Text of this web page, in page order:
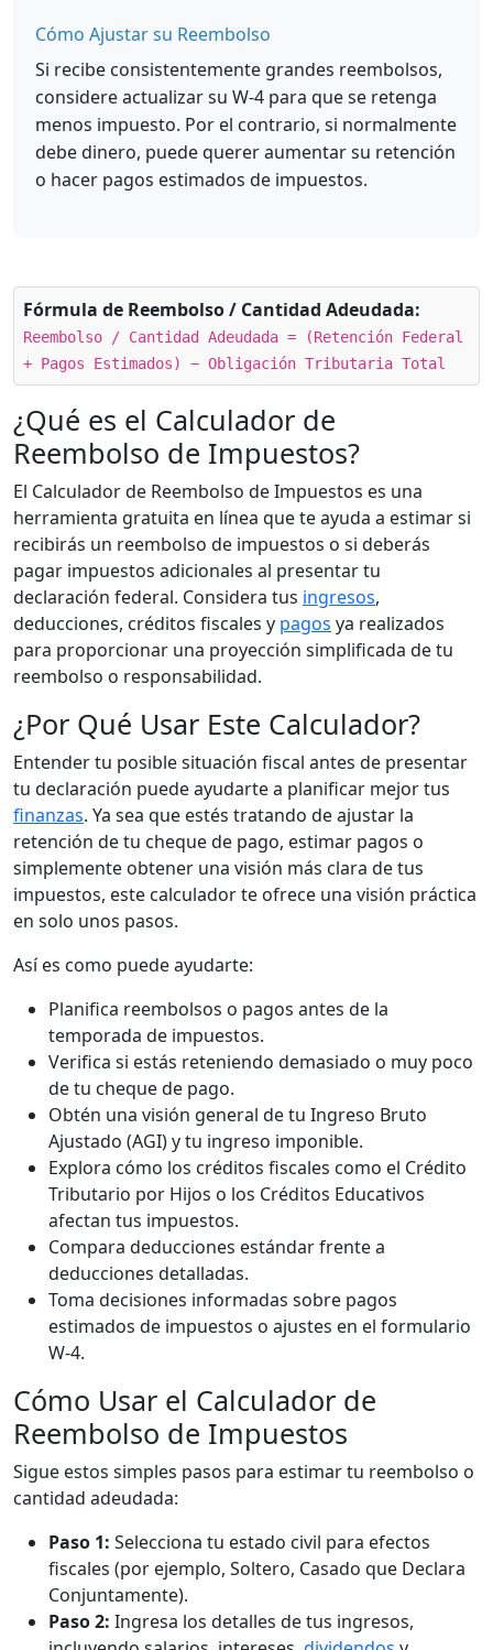
Cómo Ajustar su Reembolso
Si recibe consistentemente grandes reembolsos,
considere actualizar su W-4 para que se retenga
menos impuesto. Por el contrario, si normalmente
debe dinero, puede querer aumentar su retención
o hacer pagos estimados de impuestos.
Fórmula de Reembolso / Cantidad Adeudada:
Reembolso / Cantidad Adeudada = (Retención Federal
+ Pagos Estimados) − Obligación Tributaria Total
¿Qué es el Calculador de
Reembolso de Impuestos?
El Calculador de Reembolso de Impuestos es una
herramienta gratuita en línea que te ayuda a estimar si
recibirás un reembolso de impuestos o si deberás
pagar impuestos adicionales al presentar tu
declaración federal. Considera tus ingresos,
deducciones, créditos fiscales y pagos ya realizados
para proporcionar una proyección simplificada de tu
reembolso o responsabilidad.
¿Por Qué Usar Este Calculador?
Entender tu posible situación fiscal antes de presentar
tu declaración puede ayudarte a planificar mejor tus
finanzas. Ya sea que estés tratando de ajustar la
retención de tu cheque de pago, estimar pagos o
simplemente obtener una visión más clara de tus
impuestos, este calculador te ofrece una visión práctica
en solo unos pasos.
Así es como puede ayudarte:
Planifica reembolsos o pagos antes de la
temporada de impuestos.
Verifica si estás reteniendo demasiado o muy poco
de tu cheque de pago.
Obtén una visión general de tu Ingreso Bruto
Ajustado (AGI) y tu ingreso imponible.
Explora cómo los créditos fiscales como el Crédito
Tributario por Hijos o los Créditos Educativos
afectan tus impuestos.
Compara deducciones estándar frente a
deducciones detalladas.
Toma decisiones informadas sobre pagos
estimados de impuestos o ajustes en el formulario
W-4.
Cómo Usar el Calculador de
Reembolso de Impuestos
Sigue estos simples pasos para estimar tu reembolso o
cantidad adeudada:
Paso 1: Selecciona tu estado civil para efectos
fiscales (por ejemplo, Soltero, Casado que Declara
Conjuntamente).
Paso 2: Ingresa los detalles de tus ingresos,